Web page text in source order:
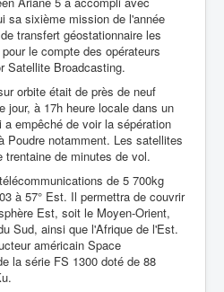
sa sixième mission de l'année
transfert géostationnaire les
le compte des opérateurs
Satellite Broadcasting.
orbite était de près de neuf
jour, à 17h heure locale dans un
empêché de voir la sépération
Poudre notamment. Les satellites
trentaine de minutes de vol.
de 5 700kg
à 57° Est. Il permettra de couvrir
Est, soit le Moyen-Orient,
Sud, ainsi que l'Afrique de l'Est.
américain Space
la série FS 1300 doté de 88